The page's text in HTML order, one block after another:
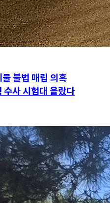
불법 매립 의혹
사 시험대 올랐다